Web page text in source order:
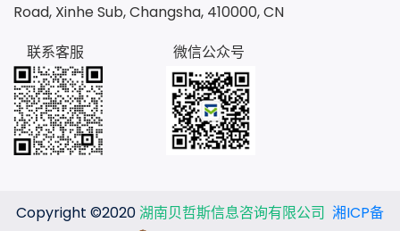
Road, Xinhe Sub, Changsha, 410000, CN
联系客服
微信公众号
Copyright ©2020湖南贝哲斯信息咨询有限公司 湘ICP备